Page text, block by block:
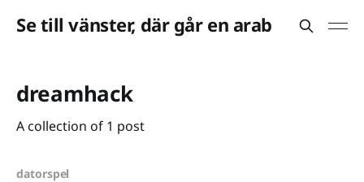
Se till vänster, där går en arab
dreamhack
A collection of 1 post
datorspel